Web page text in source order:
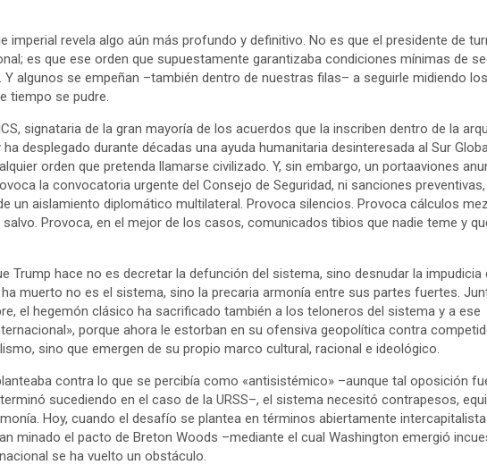
imperial revela algo aún más profundo y definitivo. No es que el presidente de
es que ese orden que supuestamente garantizaba condiciones mínimas de
Y algunos se empeñan –también dentro de nuestras filas– a seguirle midiendo
tiempo se pudre.
signataria de la gran mayoría de los acuerdos que la inscriben dentro de la
desplegado durante décadas una ayuda humanitaria desinteresada al Sur
orden que pretenda llamarse civilizado. Y, sin embargo, un portaaviones
la convocatoria urgente del Consejo de Seguridad, ni sanciones preventivas,
un aislamiento diplomático multilateral. Provoca silencios. Provoca cálculos
Provoca, en el mejor de los casos, comunicados tibios que nadie teme y
Trump hace no es decretar la defunción del sistema, sino desnudar la impudicia
muerto no es el sistema, sino la precaria armonía entre sus partes fuertes.
el hegemón clásico ha sacrificado también a los teloneros del sistema y a ese
porque ahora le estorban en su ofensiva geopolítica contra
sino que emergen de su propio marco cultural, racional e ideológico.
contra lo que se percibía como «antisistémico» –aunque tal oposición
sucediendo en el caso de la URSS–, el sistema necesitó contrapesos,
Hoy, cuando el desafío se plantea en términos abiertamente
minado el pacto de Breton Woods –mediante el cual Washington emergió
se ha vuelto un obstáculo.